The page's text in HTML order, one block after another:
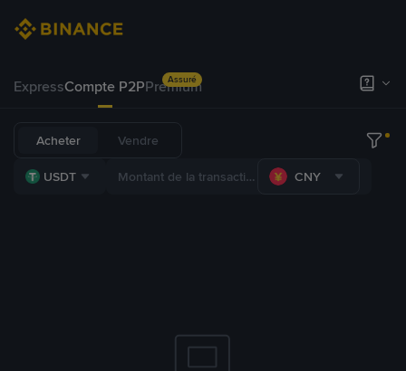
ExpressCompte P2PPremium
Assuré
Acheter Vendre
USDT CNY